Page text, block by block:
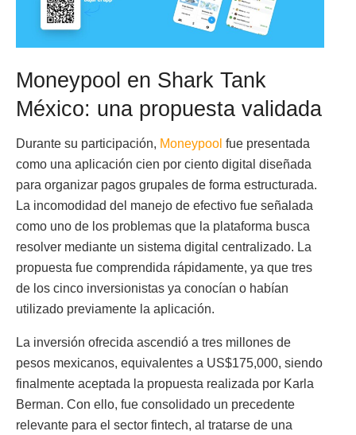
Moneypool en Shark Tank
México: una propuesta validada
Durante su participación, Moneypool fue presentada
como una aplicación cien por ciento digital diseñada
para organizar pagos grupales de forma estructurada.
La incomodidad del manejo de efectivo fue señalada
como uno de los problemas que la plataforma busca
resolver mediante un sistema digital centralizado. La
propuesta fue comprendida rápidamente, ya que tres
de los cinco inversionistas ya conocían o habían
utilizado previamente la aplicación.
La inversión ofrecida ascendió a tres millones de
pesos mexicanos, equivalentes a US$175,000, siendo
finalmente aceptada la propuesta realizada por Karla
Berman. Con ello, fue consolidado un precedente
relevante para el sector fintech, al tratarse de una